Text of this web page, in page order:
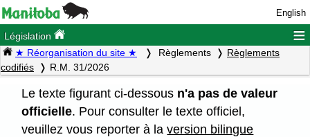
English
Législation ≡
★ Réorganisation du site ★ Règlements
Règlements
codifiés
R.M. 31/2026
Le texte figurant ci-dessous n'a pas de valeur
officielle. Pour consulter le texte officiel,
veuillez vous reporter à laversion bilingue